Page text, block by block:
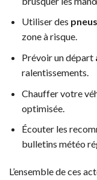
Utiliser des
zone à risque.
Prévoir un départ
ralentissements.
Chauffer votre
optimisée.
Écouter les
bulletins météo
L’ensemble de ces